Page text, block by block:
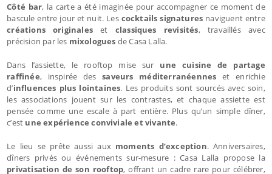
Côté bar, la carte a été imaginée pour accompagner ce moment de
bascule entre jour et nuit. Lescocktails signatures naviguent entre
créations originales et classiques revisités, travaillés avec
précision par les mixologues de Casa Lalla.
Dans l’assiette, le rooftop mise sur une cuisine de partage
raffinée, inspirée dessaveurs méditerranéennes et enrichie
d’influences plus lointaines. Les produits sont sourcés avec soin,
les associations jouent sur les contrastes, et chaque assiette est
pensée comme une escale à part entière. Plus qu’un simple dîner,
c’est une expérience conviviale et vivante.
Le lieu se prête aussi auxmoments d’exception. Anniversaires,
dîners privés ou événements sur-mesure : Casa Lalla propose la
privatisation de son rooftop, offrant un cadre rare pour célébrer,